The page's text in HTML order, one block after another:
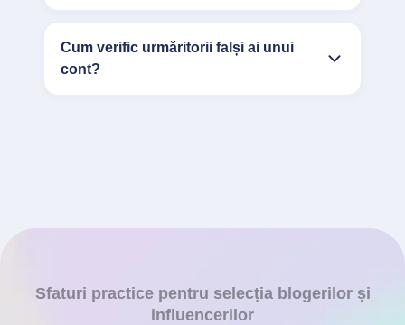
Cum verific urmăritorii falși ai unui
cont?
Sfaturi practice pentru selecția blogerilor și
influencerilor